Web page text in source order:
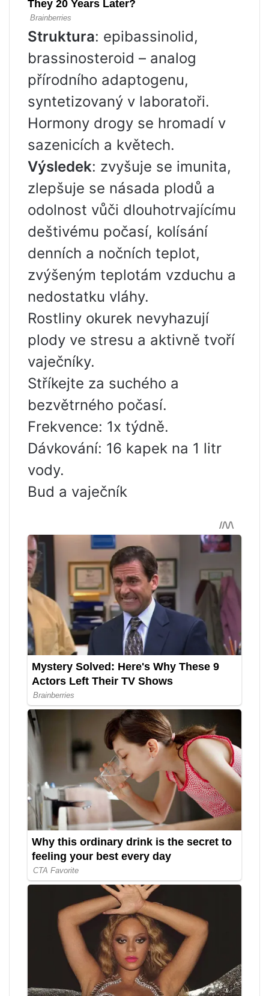
Struktura: epibassinolid,
brassinosteroid – analog
přírodního adaptogenu,
syntetizovaný v laboratoři.
Hormony drogy se hromadí v
sazenicích a květech.
Výsledek: zvyšuje se imunita,
zlepšuje se násada plodů a
odolnost vůči dlouhotrvajícímu
deštivému počasí, kolísání
denních a nočních teplot,
zvýšeným teplotám vzduchu a
nedostatku vláhy.
Rostliny okurek nevyhazují
plody ve stresu a aktivně tvoří
vaječníky.
Stříkejte za suchého a
bezvětrného počasí.
Frekvence: 1x týdně.
Dávkování: 16 kapek na 1 litr
vody.
Bud a vaječník